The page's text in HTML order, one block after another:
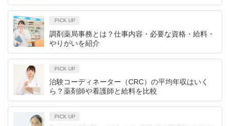
PICK UP
調剤薬局事務とは？仕事内容・必要な資格・給料・
やりがいを紹介
PICK UP
治験コーディネーター（CRC）の平均年収はいく
ら？薬剤師や看護師と給料を比較
PICK UP